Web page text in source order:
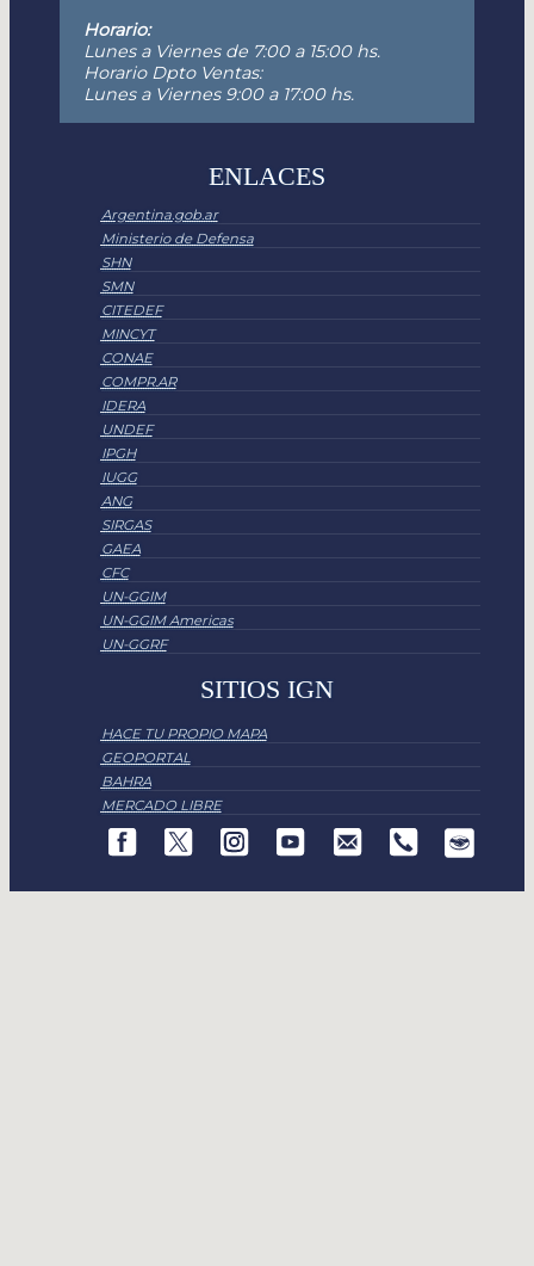
Horario:
Lunes a Viernes de 7:00 a 15:00 hs.
Horario Dpto Ventas:
Lunes a Viernes 9:00 a 17:00 hs.
ENLACES
Argentina.gob.ar
Ministerio de Defensa
SHN
SMN
CITEDEF
MINCYT
CONAE
COMPR.AR
IDERA
UNDEF
IPGH
IUGG
ANG
SIRGAS
GAEA
CFC
UN-GGIM
UN-GGIM Americas
UN-GGRF
SITIOS IGN
HACE TU PROPIO MAPA
GEOPORTAL
BAHRA
MERCADO LIBRE